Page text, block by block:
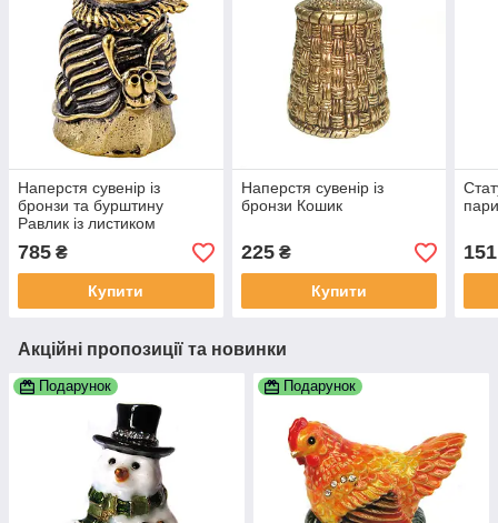
Наперстя сувенір із
бронзи та бурштину
Равлик із листиком
785 ₴
Купити
Наперстя сувенір із
бронзи Кошик
225₴
Купити
151
Акційні пропозиції та новинки
Подарунок Подарунок